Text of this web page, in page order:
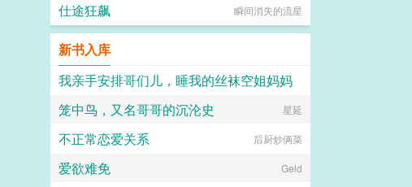
仕途狂飙 瞬间消失的流星
新书入库
我亲手安排哥们儿，睡我的丝袜空姐妈妈
hhkdesu
笼中鸟，又名哥哥的沉沦史 星延
不正常恋爱关系 后厨炒俩菜
爱欲难免 Geld